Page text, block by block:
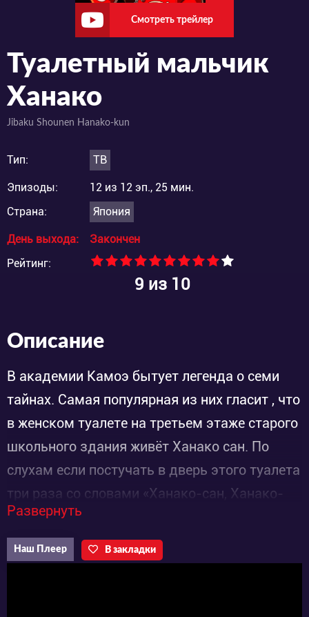
Смотреть трейлер
Туалетный мальчик
Ханако
Jibaku Shounen Hanako-kun
Тип: ТВ
Эпизоды:
12 из 12 эп., 25 мин.
Страна:
Япония
День выхода:
Закончен
Рейтинг:
9 из 10
Описание
В академии Камоэ бытует легенда о семи
тайнах. Самая популярная из них гласит , что
в женском туалете на третьем этаже старого
школьного здания живёт Ханако сан. По
слухам если постучать в дверь этого туалета
три раза со словами «Ханако-сан, Ханако-
сан… ты там?», то она явится во всей своей
красе и исполнит любое твоё желание... Не
смотря на всю бредовость и
Развернуть
Наш Плеер В закладки